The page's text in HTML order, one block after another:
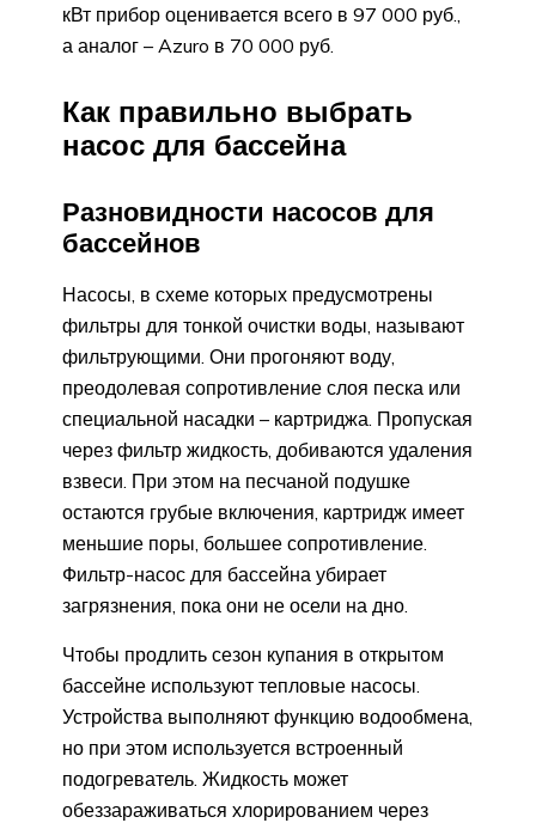
кВт прибор оценивается всего в 97 000 руб.,
а аналог – Azuro в 70 000 руб.
Как правильно выбрать
насос для бассейна
Разновидности насосов для
бассейнов
Насосы, в схеме которых предусмотрены
фильтры для тонкой очистки воды, называют
фильтрующими. Они прогоняют воду,
преодолевая сопротивление слоя песка или
специальной насадки – картриджа. Пропуская
через фильтр жидкость, добиваются удаления
взвеси. При этом на песчаной подушке
остаются грубые включения, картридж имеет
меньшие поры, большее сопротивление.
Фильтр-насос для бассейна убирает
загрязнения, пока они не осели на дно.
Чтобы продлить сезон купания в открытом
бассейне используют тепловые насосы.
Устройства выполняют функцию водообмена,
но при этом используется встроенный
подогреватель. Жидкость может
обеззараживаться хлорированием через